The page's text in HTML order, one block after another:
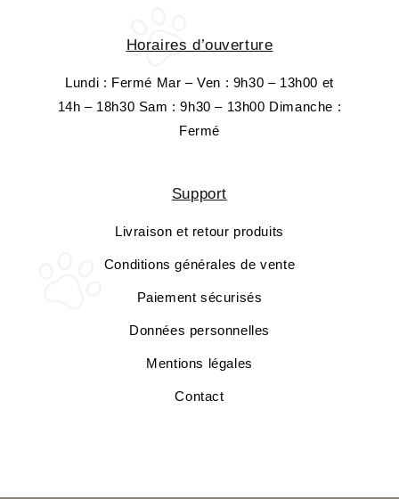
Horaires d’ouverture
Lundi : Fermé Mar – Ven : 9h30 – 13h00 et
14h – 18h30 Sam : 9h30 – 13h00 Dimanche :
Fermé
Support
Livraison et retour produits
Conditions générales de vente
Paiement sécurisés
Données personnelles
Mentions légales
Contact